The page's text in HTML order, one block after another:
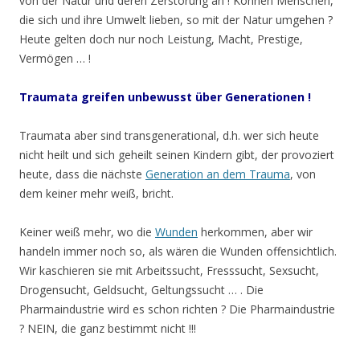
die sich und ihre Umwelt lieben, so mit der Natur umgehen ?
Heute gelten doch nur noch Leistung, Macht, Prestige,
Vermögen … !
Traumata greifen unbewusst über Generationen !
Traumata aber sind transgenerational, d.h. wer sich heute
nicht heilt und sich geheilt seinen Kindern gibt, der provoziert
heute, dass die nächste Generation an dem Trauma, von
dem keiner mehr weiß, bricht.
Keiner weiß mehr, wo die Wunden herkommen, aber wir
handeln immer noch so, als wären die Wunden offensichtlich.
Wir kaschieren sie mit Arbeitssucht, Fresssucht, Sexsucht,
Drogensucht, Geldsucht, Geltungssucht … . Die
Pharmaindustrie wird es schon richten ? Die Pharmaindustrie
? NEIN, die ganz bestimmt nicht !!!